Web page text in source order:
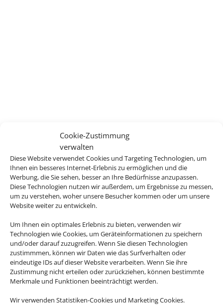
Cookie-Zustimmung
verwalten
Diese Website verwendet Cookies und Targeting Technologien, um
Ihnen ein besseres Internet-Erlebnis zu ermöglichen und die
Werbung, die Sie sehen, besser an Ihre Bedürfnisse anzupassen.
Diese Technologien nutzen wir außerdem, um Ergebnisse zu messen,
um zu verstehen, woher unsere Besucher kommen oder um unsere
Website weiter zu entwickeln.
Um Ihnen ein optimales Erlebnis zu bieten, verwenden wir
Technologien wie Cookies, um Geräteinformationen zu speichern
und/oder darauf zuzugreifen. Wenn Sie diesen Technologien
zustimmmen, können wir Daten wie das Surfverhalten oder
eindeutige IDs auf dieser Website verarbeiten. Wenn Sie ihre
Zustimmung nicht erteilen oder zurückziehen, können bestimmte
Merkmale und Funktionen beeinträchtigt werden.
Wir verwenden Statistiken-Cookies und Marketing Cookies.